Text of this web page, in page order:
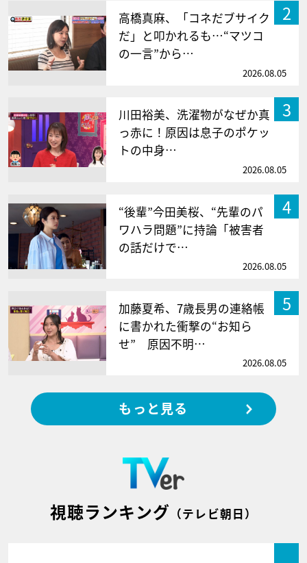
2
高橋真麻、「コネだブサイク
だ」と叩かれるも…“マツコ
の一言”から…
2026.08.05
3
川田裕美、洗濯物がなぜか真
っ赤に！原因は息子のポケッ
トの中身…
2026.08.05
4
“後輩”今田美桜、“先輩のパ
ワハラ問題”に持論「被害者
の話だけで…
2026.08.05
5
加藤夏希、7歳長男の連絡帳
に書かれた衝撃の“お知ら
せ” 原因不明…
2026.08.05
もっと見る
視聴ランキング （テレビ朝日）